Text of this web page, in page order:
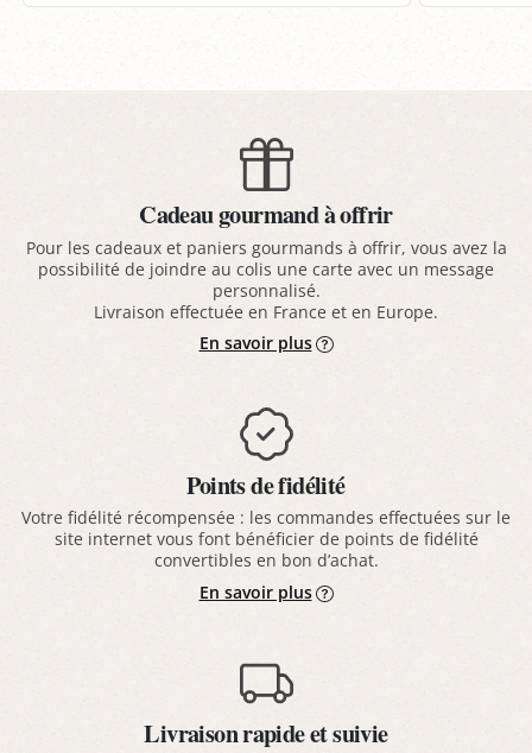
Cadeau gourmand à offrir
Pour les cadeaux et paniers gourmands à offrir, vous avez la
possibilité de joindre au colis une carte avec un message
personnalisé.
Livraison effectuée en France et en Europe.
En savoir plus
Points de fidélité
Votre fidélité récompensée : les commandes effectuées sur le
site internet vous font bénéficier de points de fidélité
convertibles en bon d’achat.
En savoir plus
Livraison rapide et suivie